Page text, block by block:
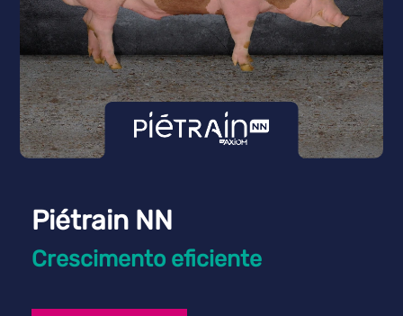
Piétrain NN
Crescimento eficiente